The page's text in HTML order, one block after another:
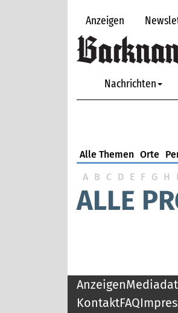
Anzeigen
Nachrichten
Alle Themen Orte
A B C D E F G H I
ALLE
Anzeigen
KontaktFAQ